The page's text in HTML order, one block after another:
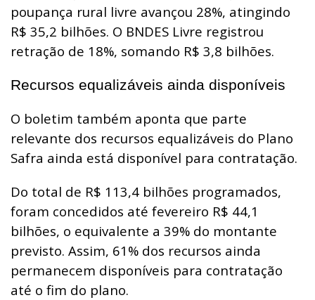
poupança rural livre avançou 28%, atingindo
R$ 35,2 bilhões. O BNDES Livre registrou
retração de 18%, somando R$ 3,8 bilhões.
Recursos equalizáveis ainda disponíveis
O boletim também aponta que parte
relevante dos recursos equalizáveis do Plano
Safra ainda está disponível para contratação.
Do total de R$ 113,4 bilhões programados,
foram concedidos até fevereiro R$ 44,1
bilhões, o equivalente a 39% do montante
previsto. Assim, 61% dos recursos ainda
permanecem disponíveis para contratação
até o fim do plano.